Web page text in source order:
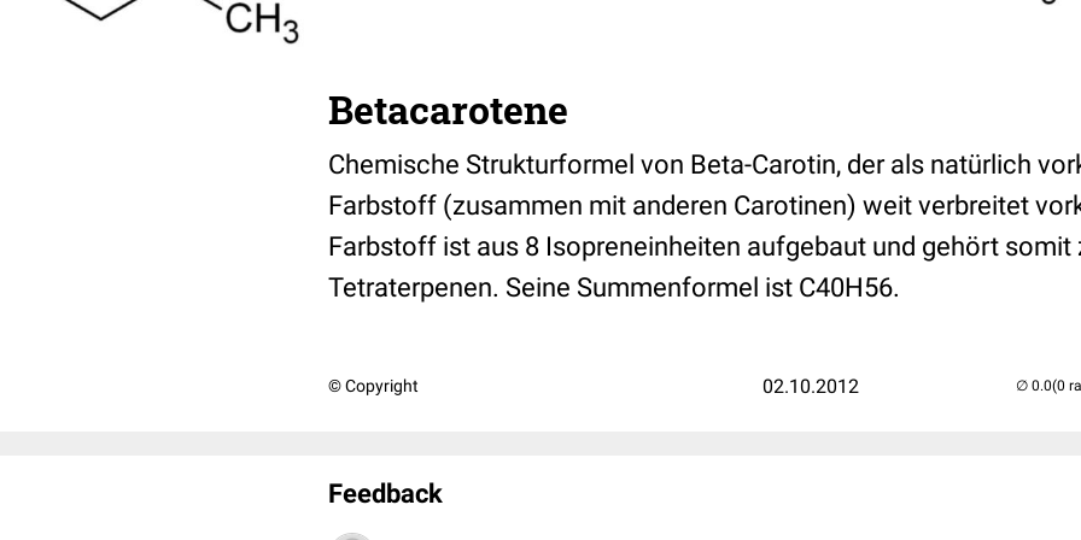
Betacarotene
Chemische Strukturformel von Beta-Carotin, der als natürlich
Farbstoff (zusammen mit anderen Carotinen) weit verbreitet
Farbstoff ist aus 8 Isopreneinheiten aufgebaut und gehört somit
Tetraterpenen. Seine Summenformel ist C40H56.
© Copyright 02.10.2012 (0
Feedback